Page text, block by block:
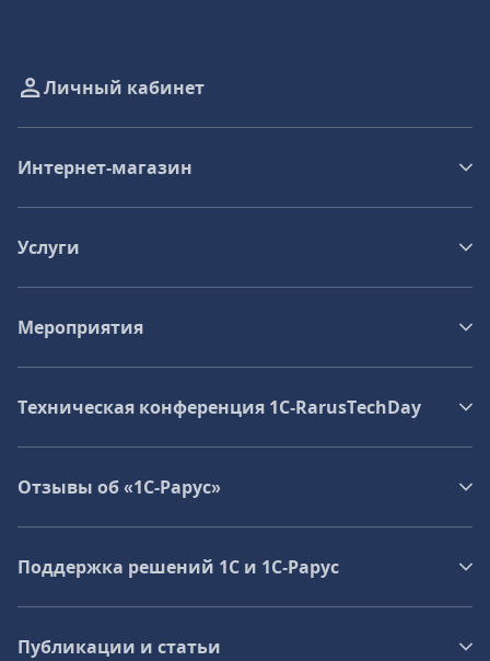
Личный кабинет
Интернет-магазин
Услуги
Мероприятия
Техническая конференция 1C‑RarusTechDay
Отзывы об «1С-Рарус»
Поддержка решений 1С и 1С‑Рарус
Публикации и статьи